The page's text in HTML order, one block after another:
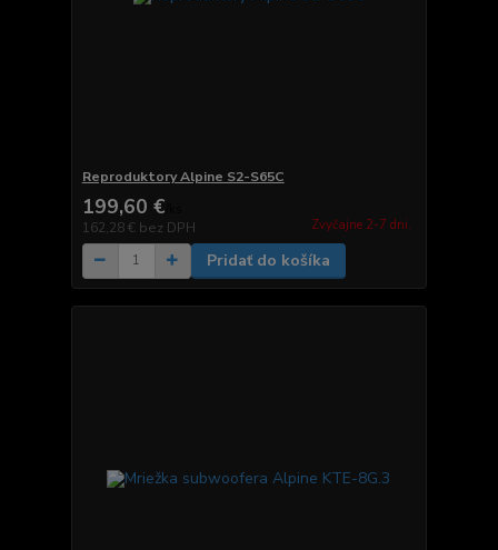
Reproduktory Alpine S2-S65C
199,60 €
162,28 € bez DPH Zvyčajne 2-7 dni.
Pridať do košíka